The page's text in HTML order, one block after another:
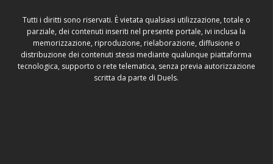
Tutti i diritti sono riservati. È vietata qualsiasi utilizzazione, totale o
parziale, dei contenuti inseriti nel presente portale, ivi inclusa la
memorizzazione, riproduzione, rielaborazione, diffusione o
distribuzione dei contenuti stessi mediante qualunque piattaforma
tecnologica, supporto o rete telematica, senza previa autorizzazione
scritta da parte di Duels.